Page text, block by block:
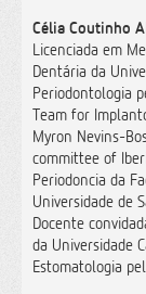
Célia Coutinho
Licenciada em
Dentária da
Periodontologia
Team for
Myron Nevins-
committee of
Periodoncia da
Universidade de
Docente
da Universidade
Estomatologia